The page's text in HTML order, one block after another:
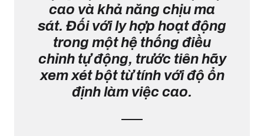
cao và khả năng chịu ma
sát. Đối với ly hợp hoạt động
trong một hệ thống điều
chỉnh tự động, trước tiên hãy
xem xét bột từ tính với độ ổn
định làm việc cao.